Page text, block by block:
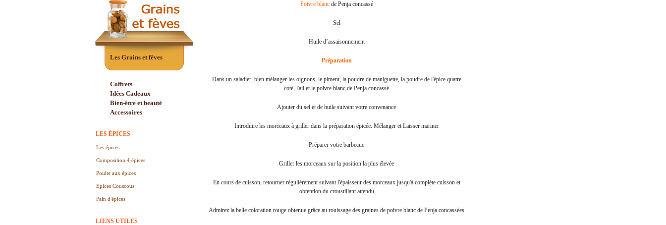
Les Grains et fèves
Coffrets
Idées Cadeaux
Bien-être et beauté
Accessoires
LES ÉPICES
Les épices
Composition 4 épices
Poulet aux épices
Epices Couscous
Pain d'épices
LIENS UTILES
Poivre blancde Penja concassé
Sel
Huile d’assaisonnement
Préparation
Dans un saladier, bien mélanger les oignons, le piment, la poudre de maniguette, la poudre de l'épice quatre
coté, l'ail et le poivre blanc de Penja concassé
Ajouter du sel et de huile suivant votre convenance
Introduire les morceaux à griller dans la préparation épicée. Mélanger et Laisser mariner
Préparer votre barbecue
Griller les morceaux sur la position la plus élevée
En cours de cuisson, retourner régulièrement suivant l'épaisseur des morceaux jusqu'à complète cuisson et
obtention du croustillant attendu
Admirez la belle coloration rouge obtenue grâce au rouissage des graines de poivre blanc de Penja concassées